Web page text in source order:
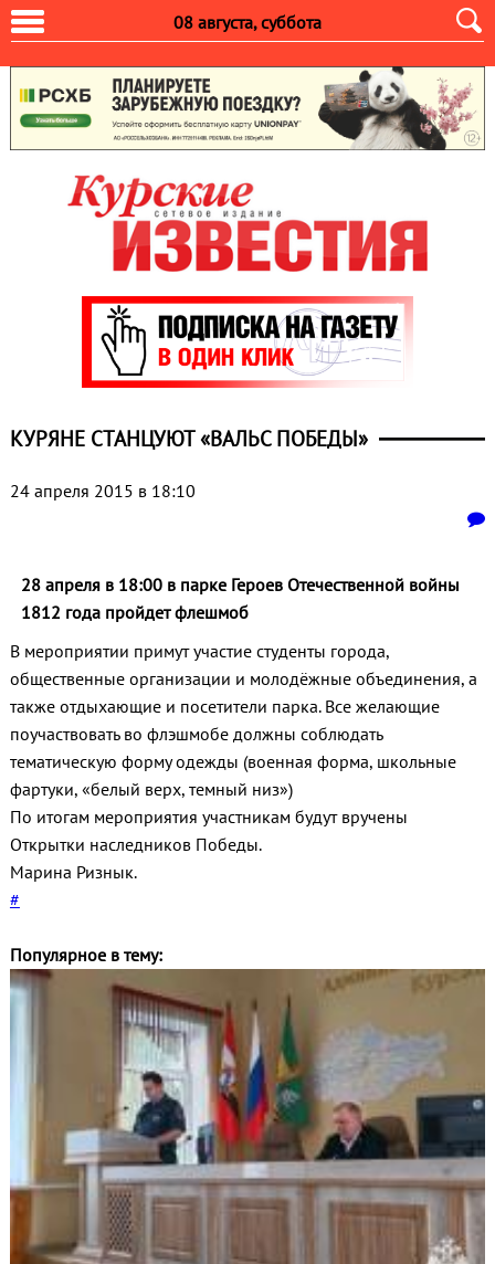
08 августа, суббота
КУРЯНЕ СТАНЦУЮТ «ВАЛЬС ПОБЕДЫ»
24 апреля 2015 в 18:10
28 апреля в 18:00 в парке Героев Отечественной войны
1812 года пройдет флешмоб
В мероприятии примут участие студенты города,
общественные организации и молодёжные объединения, а
также отдыхающие и посетители парка. Все желающие
поучаствовать во флэшмобе должны соблюдать
тематическую форму одежды (военная форма, школьные
фартуки, «белый верх, темный низ»)
По итогам мероприятия участникам будут вручены
Открытки наследников Победы.
Марина Ризнык.
#
Популярное в тему: